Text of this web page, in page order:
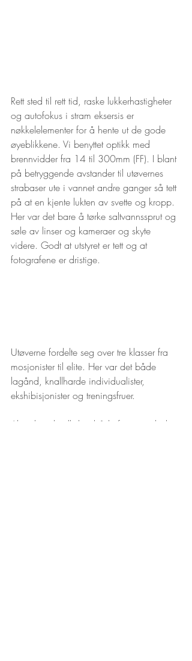
Rett sted til rett tid, raske lukkerhastigheter
og autofokus i stram eksersis er
nøkkelelementer for å hente ut de gode
øyeblikkene. Vi benyttet optikk med
brennvidder fra 14 til 300mm (FF). I blant
på betryggende avstander til utøvernes
strabaser ute i vannet andre ganger så tett
på at en kjente lukten av svette og kropp.
Her var det bare å tørke saltvannssprut og
søle av linser og kameraer og skyte
videre. Godt at utstyret er tett og at
fotografene er dristige.
Utøverne fordelte seg over tre klasser fra
mosjonister til elite. Her var det både
lagånd, knallharde individualister,
ekshibisjonister og treningsfruer.
Alt i alt en knall dag både foran og bak